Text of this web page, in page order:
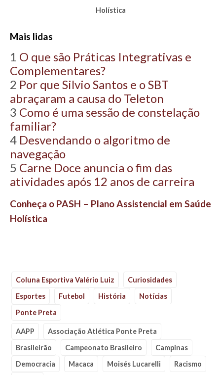
Holística
Mais lidas
1 O que são Práticas Integrativas e
Complementares?
2 Por que Silvio Santos e o SBT
abraçaram a causa do Teleton
3 Como é uma sessão de constelação
familiar?
4 Desvendando o algoritmo de
navegação
5 Carne Doce anuncia o fim das
atividades após 12 anos de carreira
Conheça o PASH – Plano Assistencial em Saúde
Holística
Coluna Esportiva Valério Luiz
Curiosidades
Esportes
Futebol História
Notícias
Ponte Preta
AAPP
Associação Atlética Ponte Preta
Brasileirão
Campeonato Brasileiro
Campinas
Democracia
Macaca Moisés Lucarelli
Racismo